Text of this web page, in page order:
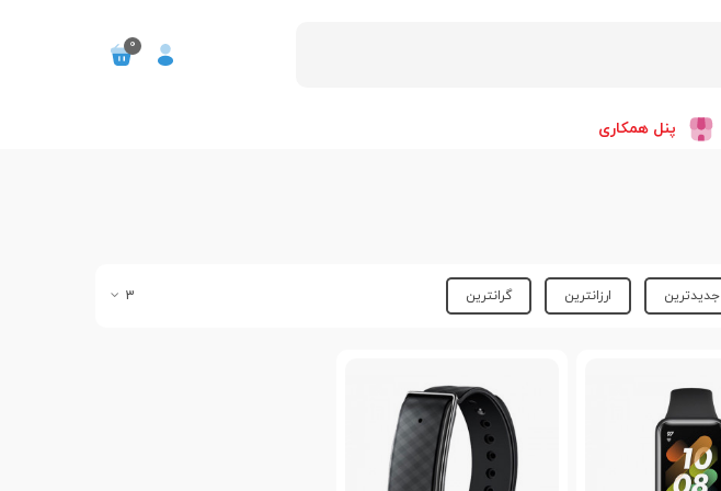
0
پنل همکاری
جدیدترین ارزانترین گرانترین 3